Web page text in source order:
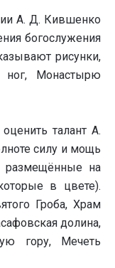
А. Д. Кившенко
богослужения
рисунки,
ног, Монастырю
талант А.
силу и мощь
размещённые на
в цвете).
Гроба, Храм
долина,
гору, Мечеть